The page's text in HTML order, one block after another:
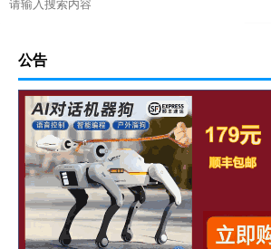
公告